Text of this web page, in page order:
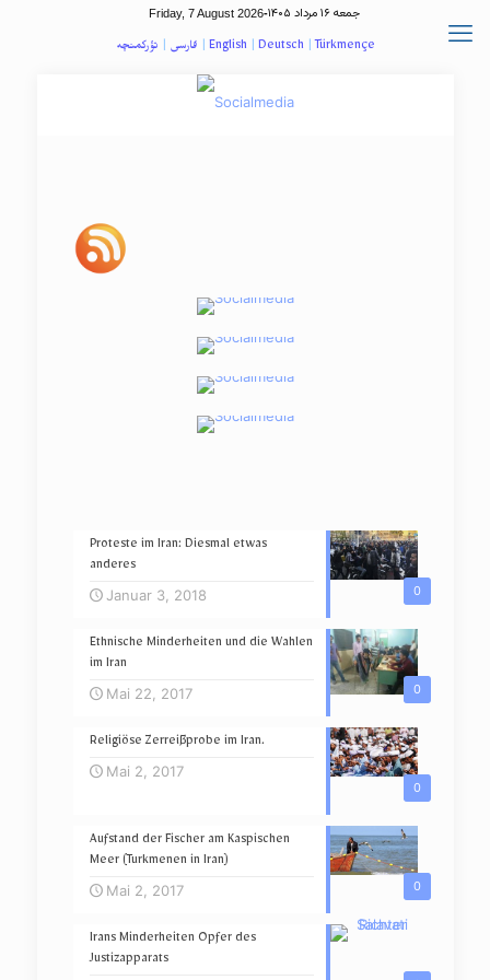
Friday, 7 August 2026- جمعه ۱۶ مرداد ۱۴۰۵
فارسی | تؤرکمنچه | English | Deutsch | Türkmençe
0
Proteste im Iran: Diesmal etwas
anderes
Januar 3, 2018
0
Ethnische Minderheiten und die Wahlen
im Iran
Mai 22, 2017
0
Religiöse Zerreißprobe im Iran.
Mai 2, 2017
0
Aufstand der Fischer am Kaspischen
Meer (Turkmenen in Iran)
Mai 2, 2017
Irans Minderheiten Opfer des
Justizapparats